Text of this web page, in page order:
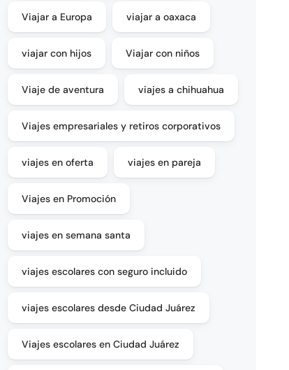
Viajar a Europa viajar a oaxaca
viajar con hijos Viajar con niños
Viaje de aventura viajes a chihuahua
Viajes empresariales y retiros corporativos
viajes en oferta viajes en pareja
Viajes en Promoción
viajes en semana santa
viajes escolares con seguro incluido
viajes escolares desde Ciudad Juárez
Viajes escolares en Ciudad Juárez